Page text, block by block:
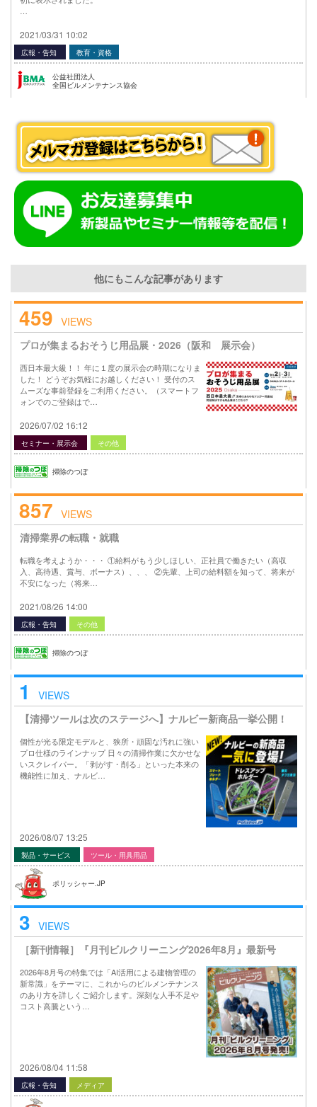
2021/03/31 10:02
広報・告知 教育・資格
公益社団法人
全国ビルメンテナンス協会
他にもこんな記事があります
459 VIEWS
プロが集まるおそうじ用品展・2026（阪和 展示会）
西日本最大級！！ 年に１度の展示会の時期になりま
した！ どうぞお気軽にお越しください！ 受付のス
ムーズな事前登録をご利用ください。（スマートフ
ォンでのご登録はで…
2026/07/02 16:12
セミナー・展示会 その他
掃除のつぼ
857 VIEWS
清掃業界の転職・就職
転職を考えようか・・・ ①給料がもう少しほしい、正社員で働きたい（高収
入、高待遇、賞与、ボーナス）、、、 ②先輩、上司の給料額を知って、将来が
不安になった（将来…
2021/08/26 14:00
広報・告知 その他
掃除のつぼ
1
VIEWS
【清掃ツールは次のステージへ】ナルビー新商品一挙公開！
個性が光る限定モデルと、狭所・頑固な汚れに強い
プロ仕様のラインナップ 日々の清掃作業に欠かせな
いスクレイパー。「剥がす・削る」といった本来の
機能性に加え、ナルビ…
2026/08/07 13:25
製品・サービス ツール・用具用品
ポリッシャー.JP
3 VIEWS
［新刊情報］『月刊ビルクリーニング2026年8月』最新号
2026年8月号の特集では「AI活用による建物管理の
新常識」をテーマに、これからのビルメンテナンス
のあり方を詳しくご紹介します。深刻な人手不足や
コスト高騰という…
2026/08/04 11:58
広報・告知 メディア